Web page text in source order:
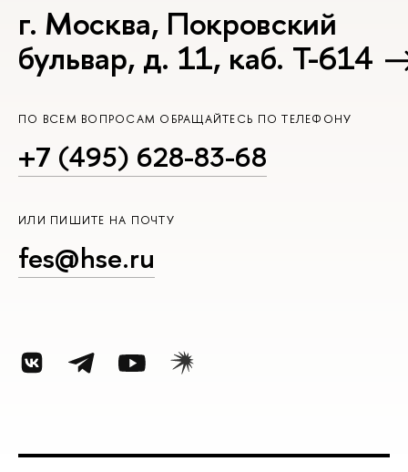
г. Москва, Покровский
бульвар, д. 11, каб. Т-614
ПО ВСЕМ ВОПРОСАМ ОБРАЩАЙТЕСЬ ПО ТЕЛЕФОНУ
+7 (495) 628-83-68
ИЛИ ПИШИТЕ НА ПОЧТУ
fes@hse.ru